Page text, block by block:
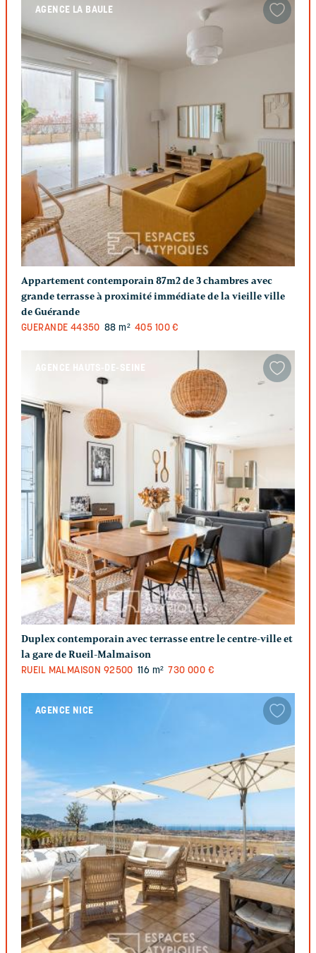
AGENCE LA BAULE
Appartement contemporain 87m2 de 3 chambres avec
grande terrasse à proximité immédiate de la vieille ville
de Guérande
GUERANDE 44350 88 m² 405 100 €
AGENCE HAUTS-DE-SEINE
Duplex contemporain avec terrasse entre le centre-ville et
la gare de Rueil-Malmaison
RUEIL MALMAISON 92500 116 m² 730 000 €
AGENCE NICE